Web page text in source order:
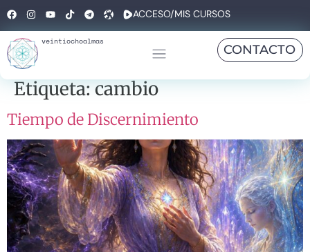
ACCESO/MIS CURSOS
veintiochoalmas
CONTACTO
Etiqueta:cambio
Tiempo de Discernimiento